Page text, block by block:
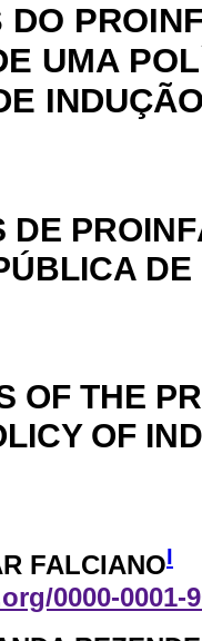
DO
UMA
DE
OF THE
OF
FALCIANOI
0000-0001-